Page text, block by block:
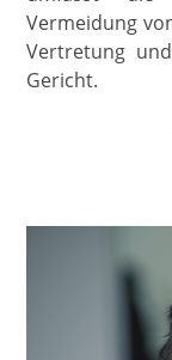
Vermeidung
Vertretung
Gericht.